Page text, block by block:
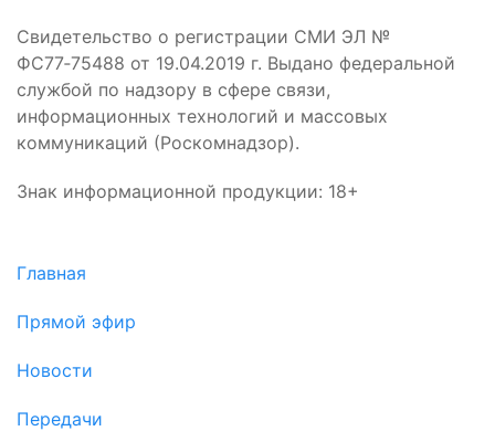
Свидетельство о регистрации СМИ ЭЛ №
ФС77‑75488 от 19.04.2019 г. Выдано федеральной
службой по надзору в сфере связи,
информационных технологий и массовых
коммуникаций (Роскомнадзор).
Знак информационной продукции: 18+
Главная
Прямой эфир
Новости
Передачи